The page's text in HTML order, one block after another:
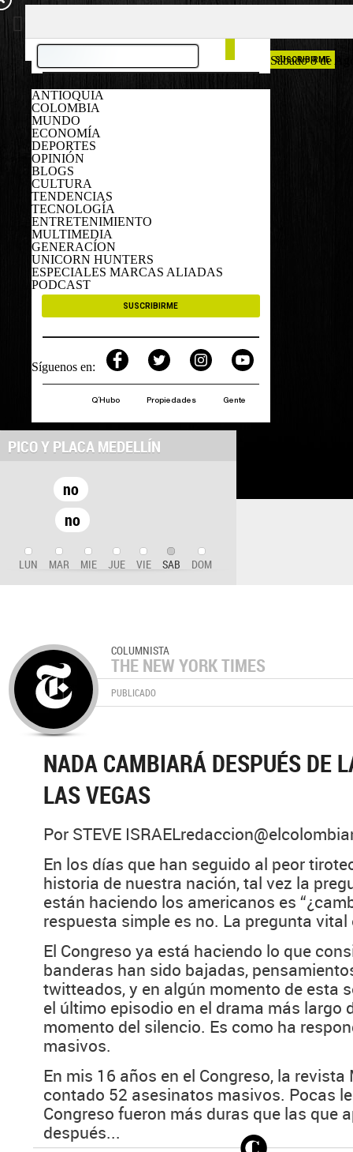
ANTIOQUIA
COLOMBIA
MUNDO
ECONOMÍA
DEPORTES
OPINIÓN
BLOGS
CULTURA
TENDENCIAS
TECNOLOGÍA
ENTRETENIMIENTO
MULTIMEDIA
GENERACÍON
UNICORN HUNTERS
ESPECIALES MARCAS ALIADAS
PODCAST
SUSCRIBIRME
Síguenos en:
Q´Hubo Propiedades Gente
Sábado 8 de
SUSCRIBIRME
PICO Y PLACA MEDELLÍN
no
no
LUN MAR MIE JUE VIE SAB DOM
COLUMNISTA
THE NEW YORK TIMES
PUBLICADO
NADA CAMBIARÁ DESPUÉS DE
LAS VEGAS
Por STEVE
En los días que han seguido al peor
historia de nuestra nación, tal vez la
están haciendo los americanos es
respuesta simple es no. La pregunta vital
El Congreso ya está haciendo lo que
banderas han sido bajadas,
twitteados, y en algún momento de esta
el último episodio en el drama más largo
momento del silencio. Es como ha
masivos.
En mis 16 años en el Congreso, la
contado 52 asesinatos masivos. Pocas
Congreso fueron más duras que las que
después...